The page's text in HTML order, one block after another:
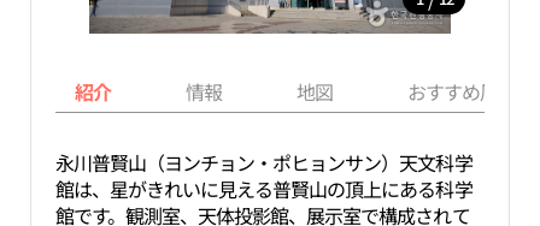
紹介 情報 地図 おすすめ周辺
永川普賢山（ヨンチョン・ポヒョンサン）天文科学
館は、星がきれいに見える普賢山の頂上にある科学
館です。観測室、天体投影館、展示室で構成されて